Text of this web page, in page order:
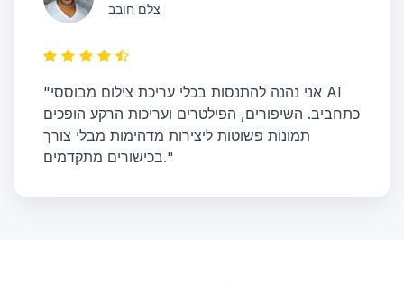
צלם חובב
"אני נהנה להתנסות בכלי עריכת צילום מבוססי AI
כתחביב. השיפורים, הפילטרים ועריכות הרקע הופכים
תמונות פשוטות ליצירות מדהימות מבלי צורך
בכישורים מתקדמים."